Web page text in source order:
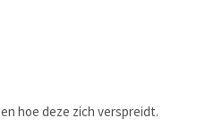
hoe deze zich verspreidt.